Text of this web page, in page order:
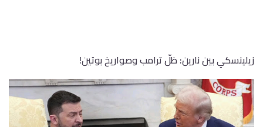
زيلينسكي بين نارين: ظلّ ترامب وصواريخ بوتين!